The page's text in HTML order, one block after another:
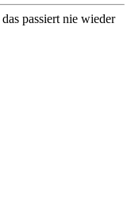
passiert nie wieder